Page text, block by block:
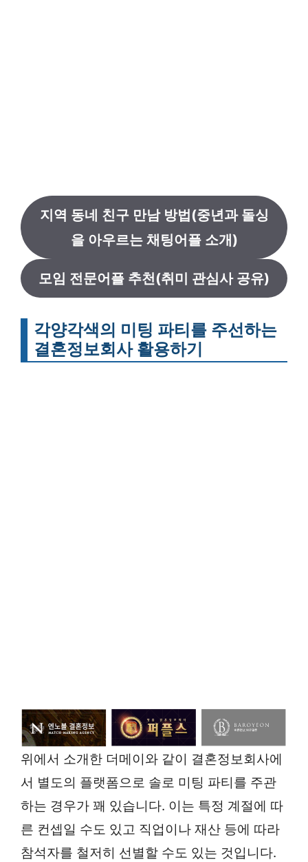
지역 동네 친구 만남 방법(중년과 돌싱
을 아우르는 채팅어플 소개)
모임 전문어플 추천(취미 관심사 공유)
각양각색의 미팅 파티를 주선하는
결혼정보회사 활용하기
위에서 소개한 더메이와 같이 결혼정보회사에
서 별도의 플랫폼으로 솔로 미팅 파티를 주관
하는 경우가 꽤 있습니다. 이는 특정 계절에 따
른 컨셉일 수도 있고 직업이나 재산 등에 따라
참석자를 철저히 선별할 수도 있는 것입니다.